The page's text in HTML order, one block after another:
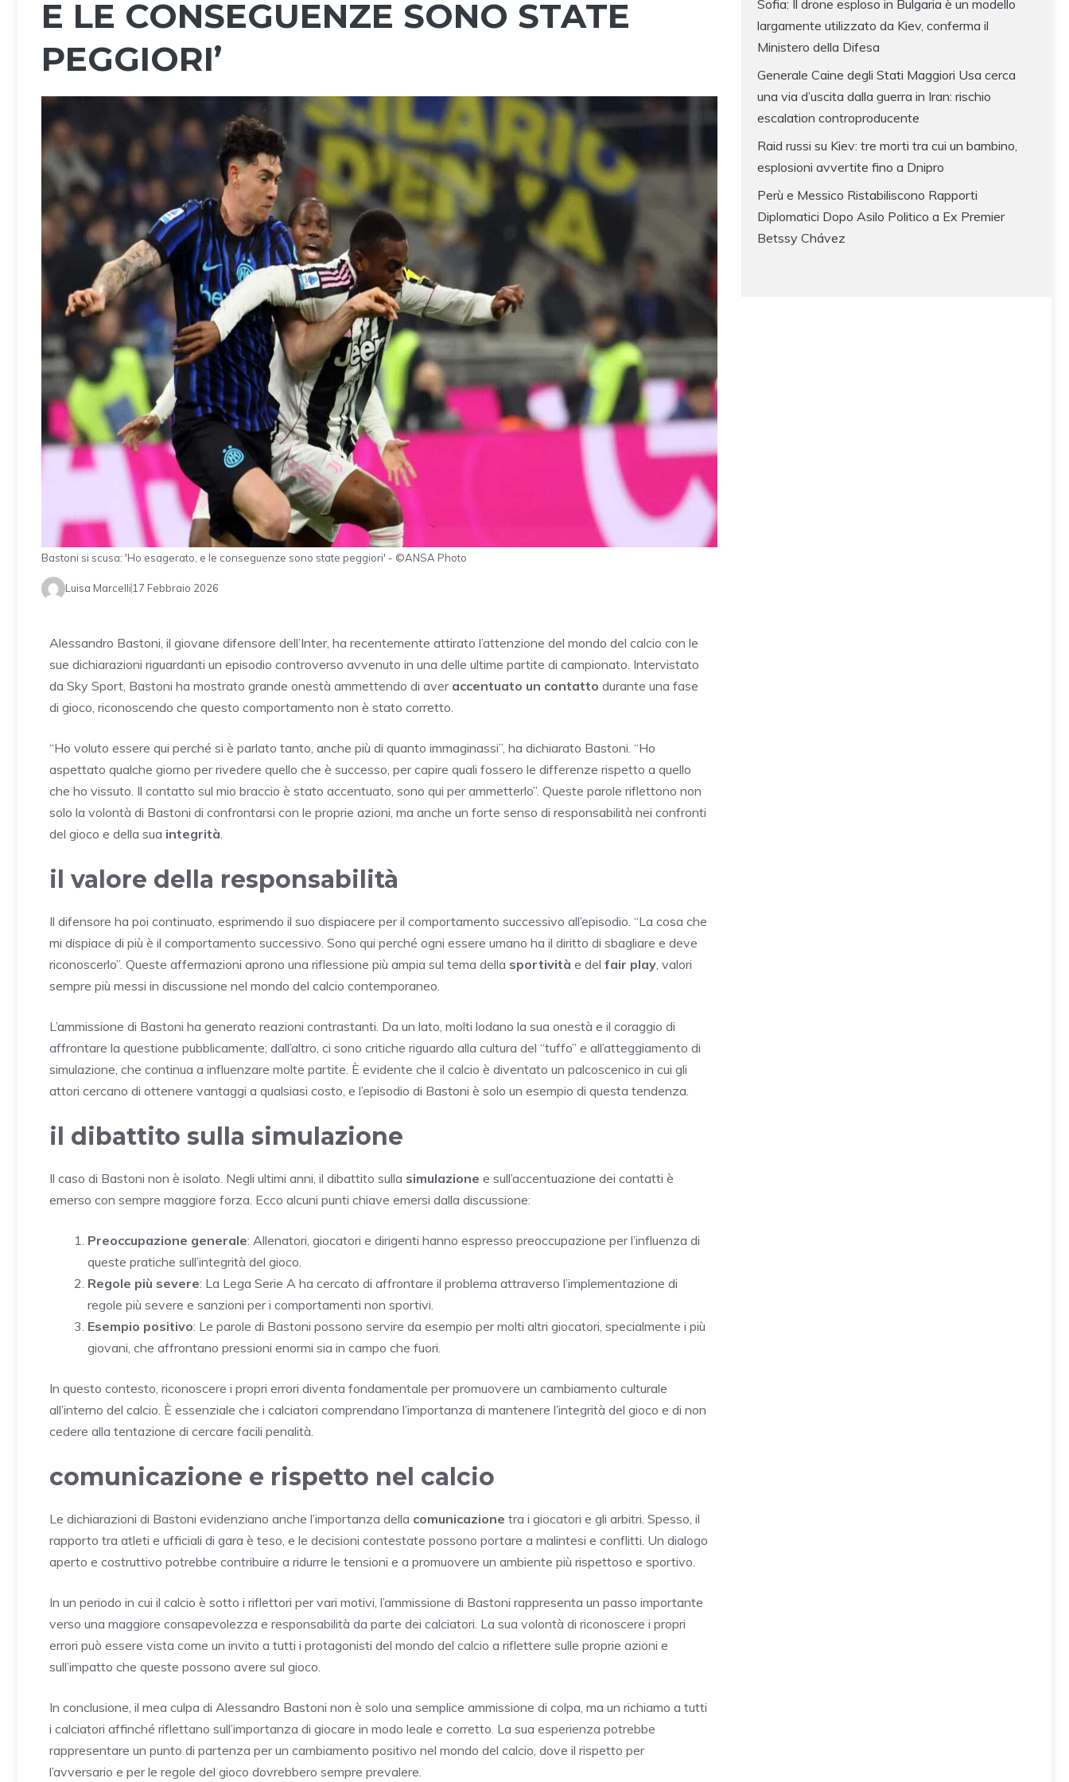
E LE CONSEGUENZE SONO STATE
PEGGIORI’
Bastoni si scusa: 'Ho esagerato, e le conseguenze sono state peggiori' - ©ANSA Photo
Luisa Marcelli17 Febbraio 2026
Alessandro Bastoni, il giovane difensore dell’Inter, ha recentemente attirato l’attenzione del mondo del calcio con le
sue dichiarazioni riguardanti un episodio controverso avvenuto in una delle ultime partite di campionato. Intervistato
da Sky Sport, Bastoni ha mostrato grande onestà ammettendo di aver accentuato un contatto durante una fase
di gioco, riconoscendo che questo comportamento non è stato corretto.
“Ho voluto essere qui perché si è parlato tanto, anche più di quanto immaginassi”, ha dichiarato Bastoni. “Ho
aspettato qualche giorno per rivedere quello che è successo, per capire quali fossero le differenze rispetto a quello
che ho vissuto. Il contatto sul mio braccio è stato accentuato, sono qui per ammetterlo”. Queste parole riflettono non
solo la volontà di Bastoni di confrontarsi con le proprie azioni, ma anche un forte senso di responsabilità nei confronti
del gioco e della sua integrità
il valore della responsabilità
Il difensore ha poi continuato, esprimendo il suo dispiacere per il comportamento successivo all’episodio. “La cosa che
mi dispiace di più è il comportamento successivo. Sono qui perché ogni essere umano ha il diritto di sbagliare e deve
riconoscerlo”. Queste affermazioni aprono una riflessione più ampia sul tema della sportività e del fair play , valori
sempre più messi in discussione nel mondo del calcio contemporaneo.
L’ammissione di Bastoni ha generato reazioni contrastanti. Da un lato, molti lodano la sua onestà e il coraggio di
affrontare la questione pubblicamente; dall’altro, ci sono critiche riguardo alla cultura del “tuffo” e all’atteggiamento di
simulazione, che continua a influenzare molte partite. È evidente che il calcio è diventato un palcoscenico in cui gli
attori cercano di ottenere vantaggi a qualsiasi costo, e l’episodio di Bastoni è solo un esempio di questa tendenza.
il dibattito sulla simulazione
Il caso di Bastoni non è isolato. Negli ultimi anni, il dibattito sulla simulazione e sull’accentuazione dei contatti è
emerso con sempre maggiore forza. Ecco alcuni punti chiave emersi dalla discussione:
Preoccupazione generale: Allenatori, giocatori e dirigenti hanno espresso preoccupazione per l’influenza di
queste pratiche sull’integrità del gioco.
Regole più severe: La Lega Serie A ha cercato di affrontare il problema attraverso l’implementazione di
regole più severe e sanzioni per i comportamenti non sportivi.
Esempio positivo: Le parole di Bastoni possono servire da esempio per molti altri giocatori, specialmente i più
giovani, che affrontano pressioni enormi sia in campo che fuori.
In questo contesto, riconoscere i propri errori diventa fondamentale per promuovere un cambiamento culturale
all’interno del calcio. È essenziale che i calciatori comprendano l’importanza di mantenere l’integrità del gioco e di non
cedere alla tentazione di cercare facili penalità.
comunicazione e rispetto nel calcio
Le dichiarazioni di Bastoni evidenziano anche l’importanza della comunicazione tra i giocatori e gli arbitri. Spesso, il
rapporto tra atleti e ufficiali di gara è teso, e le decisioni contestate possono portare a malintesi e conflitti. Un dialogo
aperto e costruttivo potrebbe contribuire a ridurre le tensioni e a promuovere un ambiente più rispettoso e sportivo.
In un periodo in cui il calcio è sotto i riflettori per vari motivi, l’ammissione di Bastoni rappresenta un passo importante
verso una maggiore consapevolezza e responsabilità da parte dei calciatori. La sua volontà di riconoscere i propri
errori può essere vista come un invito a tutti i protagonisti del mondo del calcio a riflettere sulle proprie azioni e
sull’impatto che queste possono avere sul gioco.
In conclusione, il mea culpa di Alessandro Bastoni non è solo una semplice ammissione di colpa, ma un richiamo a tutti
i calciatori affinché riflettano sull’importanza di giocare in modo leale e corretto. La sua esperienza potrebbe
rappresentare un punto di partenza per un cambiamento positivo nel mondo del calcio, dove il rispetto per
l’avversario e per le regole del gioco dovrebbero sempre prevalere.
Sofia: Il drone esploso in Bulgaria è un modello
largamente utilizzato da Kiev, conferma il
Ministero della Difesa
Generale Caine degli Stati Maggiori Usa cerca
una via d’uscita dalla guerra in Iran: rischio
escalation controproducente
Raid russi su Kiev: tre morti tra cui un bambino,
esplosioni avvertite fino a Dnipro
Perù e Messico Ristabiliscono Rapporti
Diplomatici Dopo Asilo Politico a Ex Premier
Betssy Chávez